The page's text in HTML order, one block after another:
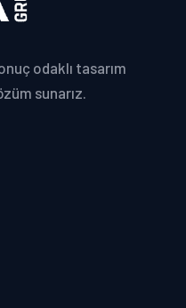
odaklı tasarım
sunarız.